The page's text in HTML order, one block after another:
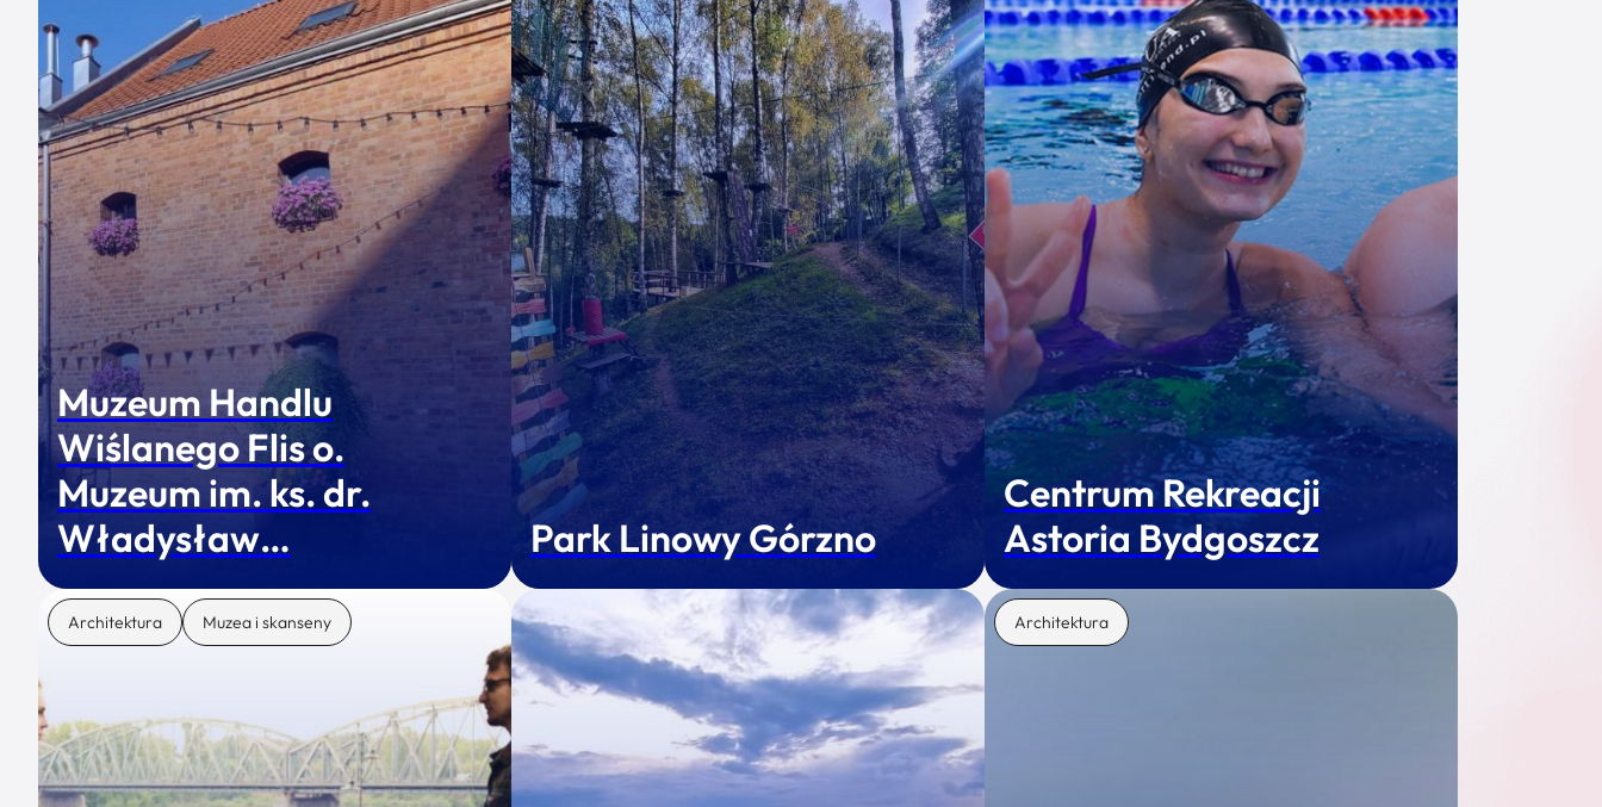
Muzeum Handlu
Wiślanego Flis o.
Muzeum im. ks. dr.
Władysław…
Park Linowy Górzno
Centrum Rekreacji
Astoria Bydgoszcz
Architektura Muzea i skanseny Architektura